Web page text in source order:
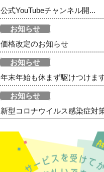
公式YouTubeチャンネル開...
お知らせ
価格改定のお知らせ
お知らせ
年末年始も休まず駆けつけま
お知らせ
新型コロナウイルス感染症対